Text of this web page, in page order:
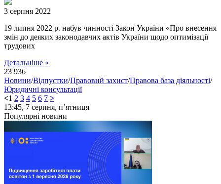
3 серпня 2022
19 липня 2022 р. набув чинності Закон України «Про внесення
змін до деяких законодавчих актів України щодо оптимізації
трудових
Детальніше »
23 936
Новини/Відпустки/Правовий захист/Правова база діяльності/
Юридичні консультації
<1 2 3 4 5 6 7 >
13:45, 7 серпня, п’ятниця
Популярні новини